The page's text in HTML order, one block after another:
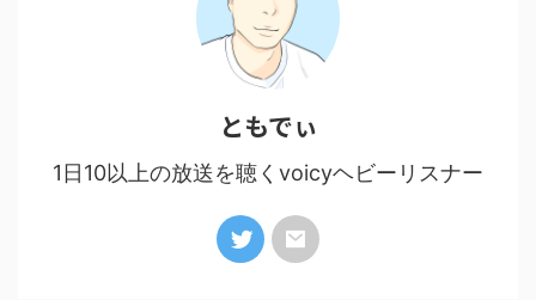
ともでぃ
1日10以上の放送を聴くvoicyヘビーリスナー